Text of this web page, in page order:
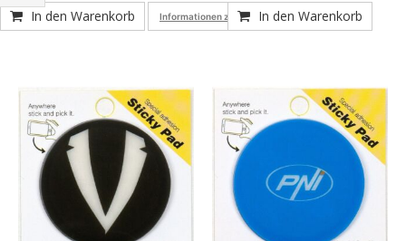
In den Warenkorb Informationen zur Produktkonformität
In den Warenkorb
Einkaufsoptionen